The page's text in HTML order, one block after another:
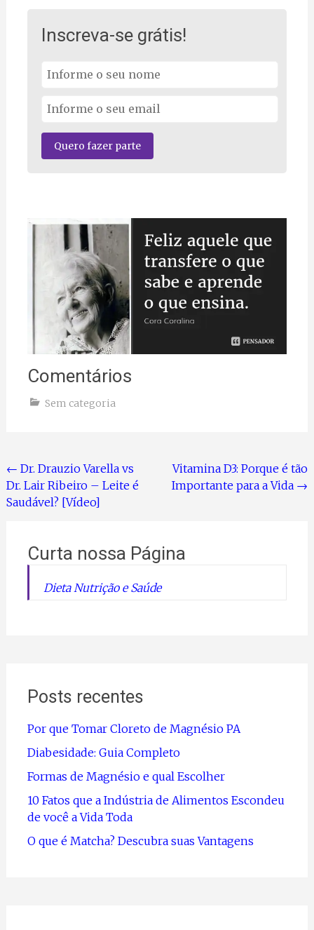
Inscreva-se grátis!
Quero fazer parte
Comentários
Sem categoria
Navegação
de
← Dr. Drauzio Varella vs
Dr. Lair Ribeiro – Leite é
Saudável? [Vídeo]
Vitamina D3: Porque é tão
Importante para a Vida →
Curta nossa Página
Dieta Nutrição e Saúde
Posts recentes
Por que Tomar Cloreto de Magnésio PA
Diabesidade: Guia Completo
Formas de Magnésio e qual Escolher
10 Fatos que a Indústria de Alimentos Escondeu
de você a Vida Toda
O que é Matcha? Descubra suas Vantagens